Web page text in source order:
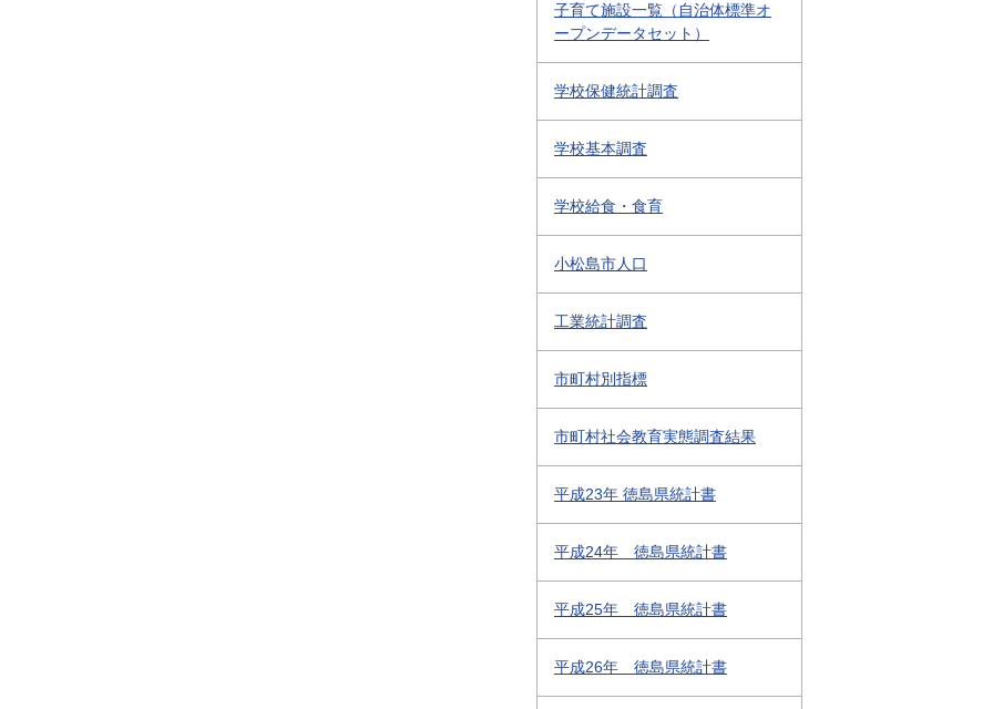
子育て施設一覧（自治体標準オ
ープンデータセット）
学校保健統計調査
学校基本調査
学校給食・食育
小松島市人口
工業統計調査
市町村別指標
市町村社会教育実態調査結果
平成23年 徳島県統計書
平成24年 徳島県統計書
平成25年 徳島県統計書
平成26年 徳島県統計書